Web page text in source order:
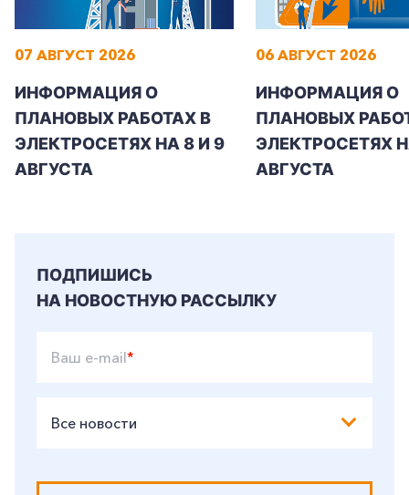
Заказать обратный звонок
Частным клиентам
Корпоративным клиентам
07 АВГУСТ 2026
ИНФОРМАЦИЯ О
ПЛАНОВЫХ РАБОТАХ В
ЭЛЕКТРОСЕТЯХ НА 8 И 9
АВГУСТА
06 АВГУСТ 2026
ИНФОРМАЦИЯ О
ПЛАНОВЫХ
ЭЛЕКТРОСЕТЯХ
АВГУСТА
ПОДПИШИСЬ
НА НОВОСТНУЮ РАССЫЛКУ
Ваш e-mail*
Все новости